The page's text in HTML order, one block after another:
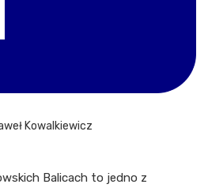
Kowalkiewicz
Balicach to jedno z